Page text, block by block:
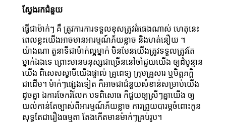
ស្វែងរកជំនួយ
ធ្វើជាម៉ាក់ៗ គឺ ត្រូវការការទទួលខុសត្រូវធំធេងណាស់ ហេតុនេះ
ពេលខ្លះយើងអាចមានអារម្មណ៍ភ័យខ្លាច និងហត់នឿយ ។
យ៉ាងណា តួនាទីជាម៉ាក់ល្អម្នាក់ មិនមែនយើងត្រូវទទួលត្រូវតែ
ម្នាក់ឯងទេ ព្រោះមានមនុស្សជាច្រើននៅចាំជួយយើង ឲ្យដំបូន្មាន
យើង ពិសេសស្វាមីយើងផ្ទាល់ គ្រូពេទ្យ ក្រុមគ្រួសារ ឬមិត្តភក្តិ
ជាដើម។ ម៉ាក់ៗផ្សេងទៀត ក៏អាចជាជំនួយសំខាន់សម្រាប់យើង
ដូចគ្នា ឯការចែករំលែក បទពិសោធ ក៏ជួយឲ្យស្រីៗគ្នាយើង ឲ្យ
យល់កាន់តែច្បាស់ពីអារម្មណ៍ភ័យខ្លាច ការព្រួយបារម្ភចំពោះកូន
សុទ្ធតែជារឿងធម្មតា តែងកើតមានម៉ាក់ៗគ្រប់រូប។